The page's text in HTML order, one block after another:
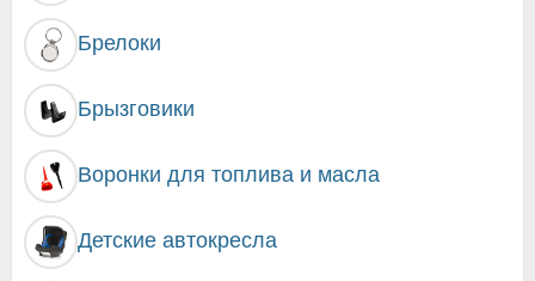
Брелоки
Брызговики
Воронки для топлива и масла
Детские автокресла